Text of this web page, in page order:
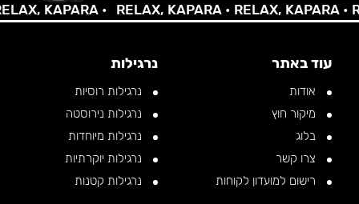
KAPARA • RELAX, KAPARA •RELAX, KAPARA •
עוד באתר
אודות
מיקור חוץ
בלוג
צרו קשר
רישום למועדון לקוחות
נרגילות
נרגילות רוסיות
נרגילות נירוסטה
נרגילות מיוחדות
נרגילות יוקרתיות
נרגילות קטנות